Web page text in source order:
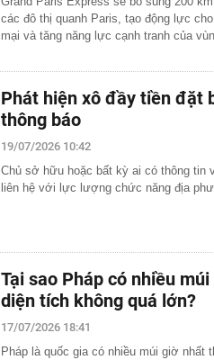
các đô thị quanh Paris, tạo động lực
mại và tăng năng lực cạnh tranh của
Phát hiện xô đầy tiền đặt
thông báo
19/07/2026 10:42
Chủ sở hữu hoặc bất kỳ ai có thông tin
liên hệ với lực lượng chức năng địa
Tại sao Pháp có nhiều
diện tích không quá lớn?
17/07/2026 18:41
Pháp là quốc gia có nhiều múi giờ